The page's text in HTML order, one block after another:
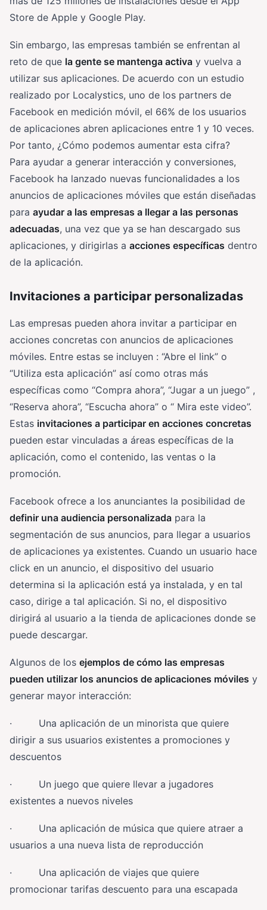
Store de Apple y Google Play.
Sin embargo, las empresas también se enfrentan al
reto de que la gente se mantenga activa y vuelva a
utilizar sus aplicaciones. De acuerdo con un estudio
realizado por Localystics, uno de los partners de
Facebook en medición móvil, el 66% de los usuarios
de aplicaciones abren aplicaciones entre 1 y 10 veces.
Por tanto, ¿Cómo podemos aumentar esta cifra?
Para ayudar a generar interacción y conversiones,
Facebook ha lanzado nuevas funcionalidades a los
anuncios de aplicaciones móviles que están diseñadas
para ayudar a las empresas a llegar a las personas
adecuadas, una vez que ya se han descargado sus
aplicaciones, y dirigirlas a acciones específicas dentro
de la aplicación.
Invitaciones a participar personalizadas
Las empresas pueden ahora invitar a participar en
acciones concretas con anuncios de aplicaciones
móviles. Entre estas se incluyen : “Abre el link” o
“Utiliza esta aplicación” así como otras más
específicas como “Compra ahora”, “Jugar a un juego” ,
“Reserva ahora”, “Escucha ahora” o “ Mira este video”.
Estas invitaciones a participar en acciones concretas
pueden estar vinculadas a áreas específicas de la
aplicación, como el contenido, las ventas o la
promoción.
Facebook ofrece a los anunciantes la posibilidad de
definir una audiencia personalizada para la
segmentación de sus anuncios, para llegar a usuarios
de aplicaciones ya existentes. Cuando un usuario hace
click en un anuncio, el dispositivo del usuario
determina si la aplicación está ya instalada, y en tal
caso, dirige a tal aplicación. Si no, el dispositivo
dirigirá al usuario a la tienda de aplicaciones donde se
puede descargar.
Algunos de los ejemplos de cómo las empresas
pueden utilizar los anuncios de aplicaciones móviles y
generar mayor interacción:
· Una aplicación de un minorista que quiere
dirigir a sus usuarios existentes a promociones y
descuentos
· Un juego que quiere llevar a jugadores
existentes a nuevos niveles
· Una aplicación de música que quiere atraer a
usuarios a una nueva lista de reproducción
· Una aplicación de viajes que quiere
promocionar tarifas descuento para una escapada